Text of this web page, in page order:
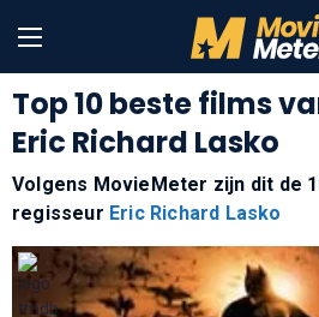
Top 10 beste films
Eric Richard Lasko
Volgens MovieMeter zijn dit de
regisseur Eric Richard Lasko